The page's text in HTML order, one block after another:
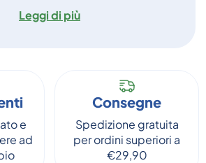
Leggi di più
e
ad
Consegne
Spedizione gratuita
per ordini superiori a
€29,90